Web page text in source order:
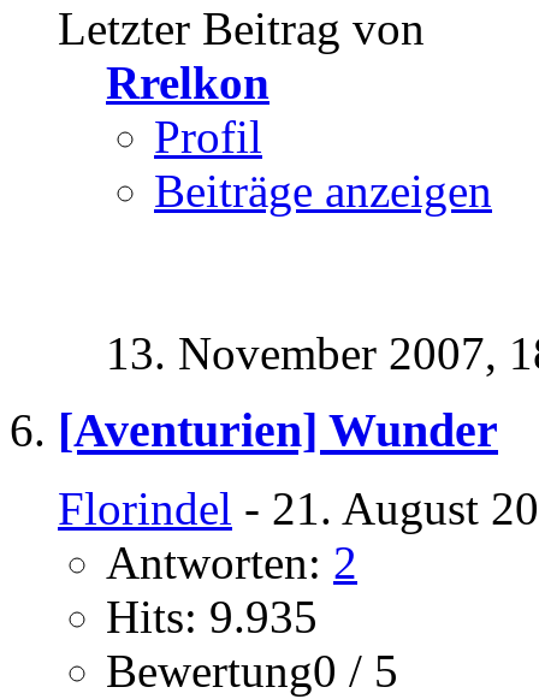
Letzter Beitrag von
Rrelkon
Profil
Beiträge anzeigen
13. November 2007,
[Aventurien] Wunder
Florindel - 21. August
Antworten: 2
Hits: 9.935
Bewertung0 / 5